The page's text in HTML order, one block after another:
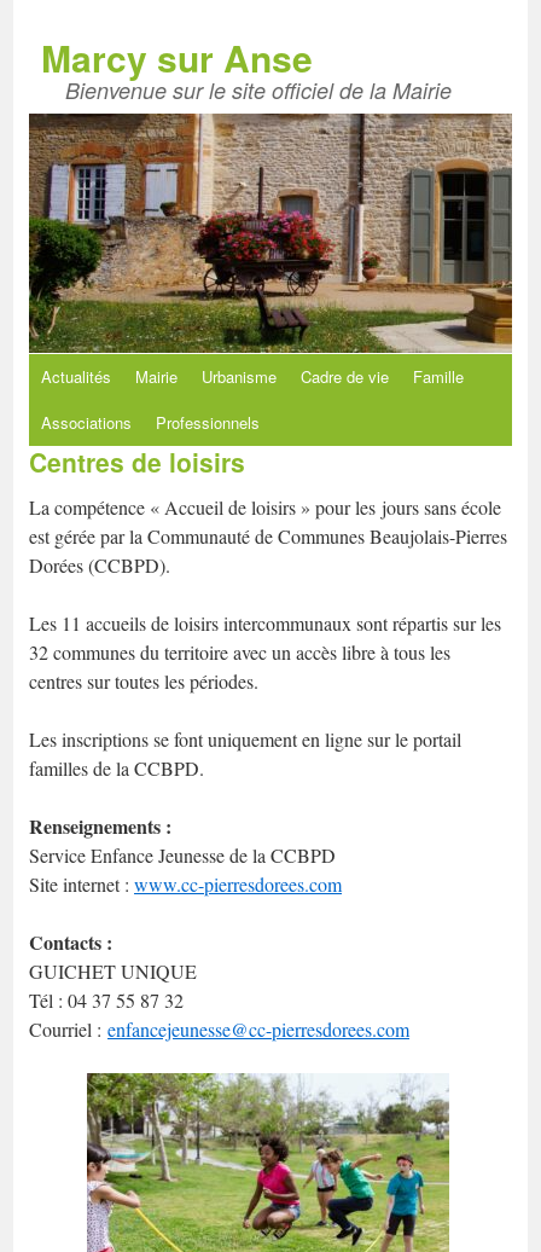
contenu
Marcy sur Anse
Bienvenue sur le site officiel de la Mairie
Actualités Mairie Urbanisme Cadre de vie
Famille
Associations
Professionnels
Centres de loisirs
La compétence « Accueil de loisirs » pour les jours sans école
est gérée par la Communauté de Communes Beaujolais-Pierres
Dorées (CCBPD).
Les 11 accueils de loisirs intercommunaux sont répartis sur les
32 communes du territoire avec un accès libre à tous les
centres sur toutes les périodes.
Les inscriptions se font uniquement en ligne sur le portail
familles de la CCBPD.
Renseignements :
Service Enfance Jeunesse de la CCBPD
Site internet : www.cc-pierresdorees.com
Contacts :
GUICHET UNIQUE
Tél : 04 37 55 87 32
Courriel : enfancejeunesse@cc-pierresdorees.com